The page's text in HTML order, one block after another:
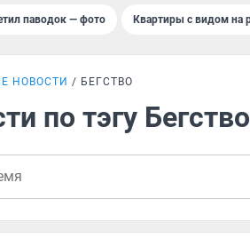
паводок — фото Квартиры с видом на
НОВОСТИ БЕГСТВО
по тэгу Бегство